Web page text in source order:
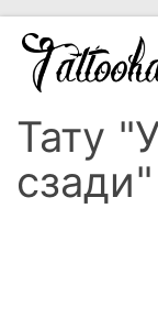
Тату
сзади"